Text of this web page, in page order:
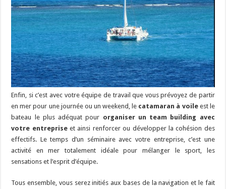
Enfin, si c’est avec votre équipe de travail que vous prévoyez de partir
en mer pour une journée ou un weekend, le catamaran à voileest le
bateau le plus adéquat pour organiser un team building avec
votre entrepriseet ainsi renforcer ou développer la cohésion des
effectifs. Le temps d’un séminaire avec votre entreprise, c’est une
activité en mer totalement idéale pour mélanger le sport, les
sensations et l’esprit d’équipe.
Tous ensemble, vous serez initiés aux bases de la navigation et le fait